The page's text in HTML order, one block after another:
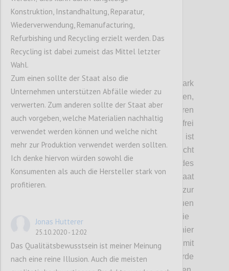
P3
Die staatliche Intervention war hier ein stark
diskutiertes Thema. Wir habenfestgehalten,
dass der Staat zwar Regulierungen einführen
kann, aber auch hier nicht vollkommen
frei
schalten und walten kann. Problematisch ist
hier auch, dass der Begriff Souveränität
nicht
klar definiert ist. Die Souveränität des
Individuums, wie sie in einemfreien Staat
gegeben ist, steht im Gegensatz zur
Individuen
geben dem Staat mit ihrer Stimme die
Möglichkeit
Systeme zu schaffen. Würde hier
jedoch eine Abschottung, verbunden mit
einem Wohlstandsverlust stattfinden, würde
Konstruktion, Instandhaltung, Reparatur,
Wiederverwendung, Remanufacturing,
Refurbishing und Recycling erzielt werden. Das
Recycling ist dabei zumeist das Mittel letzter
Wahl.
Zum einen sollte der Staat also die
Unternehmen unterstützen Abfälle wieder zu
verwerten. Zum anderen sollte der Staat aber
auch vorgeben, welche Materialien nachhaltig
verwendet werden können und welche nicht
mehr zur Produktion verwendet werden sollten.
Ich denke hiervon würden sowohl die
Konsumenten als auch die Hersteller stark von
profitieren.
Jonas Hutterer
25.10.2020 - 12:02
Das Qualitätsbewusstsein ist meiner Meinung
nach eine reine Illusion. Auch die meisten